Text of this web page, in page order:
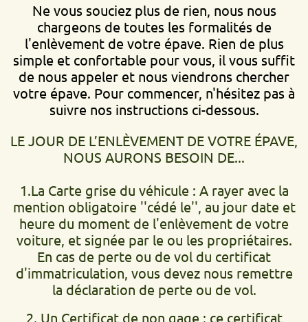
Ne vous souciez plus de rien, nous nous
chargeons de toutes les formalités de
l'enlèvement de votre épave. Rien de plus
simple et confortable pour vous, il vous suffit
de nous appeler et nous viendrons chercher
votre épave. Pour commencer, n'hésitez pas à
suivre nos instructions ci-dessous.
LE JOUR DE L’ENLÈVEMENT DE VOTRE ÉPAVE,
NOUS AURONS BESOIN DE...
1.La Carte grise du véhicule : A rayer avec la
mention obligatoire ''cédé le'', au jour date et
heure du moment de l'enlèvement de votre
voiture, et signée par le ou les propriétaires.
En cas de perte ou de vol du certificat
d'immatriculation, vous devez nous remettre
la déclaration de perte ou de vol.
2. Un Certificat de non gage : ce certificat